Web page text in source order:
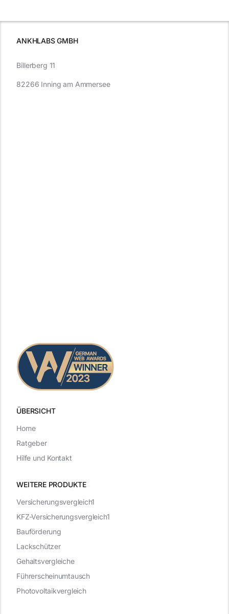
müssen
ANKHLABS GMBH
ÜBERSICHT
WEITERE PRODUKTE
Billerberg 11
82266 Inning am Ammersee
Versicherungsvergleich1
KFZ-Versicherungsvergleich1
Bauförderung
Lackschützer
Gehaltsvergleiche
Führerscheinumtausch
Photovoltaikvergleich
Home
Ratgeber
Hilfe und Kontakt